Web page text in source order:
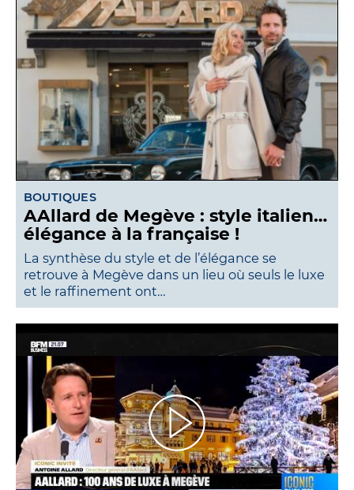
BOUTIQUES
AAllard de Megève : style italien…
élégance à la française !
La synthèse du style et de l’élégance se
retrouve à Megève dans un lieu où seuls le luxe
et le raffinement ont…